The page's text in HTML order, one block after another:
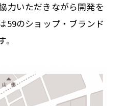
力いただきながら開発を
59のショップ・ブランド